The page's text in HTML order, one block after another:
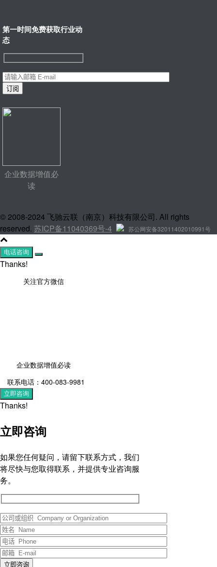
第一时间免费获取行业动
态
企业数据增值必
读
© 2008-2024 飞驰云联（南京）科技有限公司. All rights
reserved. 苏ICP备11040369号-4 苏公网安备32011402010991号
电话咨询
Thanks!
关注官方微信
企业数据增值必读
联系电话：400-083-9981
立即咨询
Thanks!
立即咨询
如果您任何疑问，请留下联系方式，我们
将尽快与您取得联系，并提供专业咨询服
务。